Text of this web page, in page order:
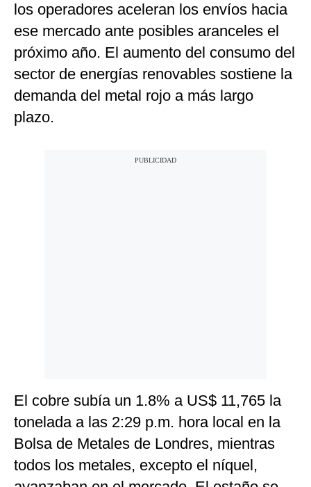
los operadores aceleran los envíos hacia
ese mercado ante posibles aranceles el
próximo año. El aumento del consumo del
sector de energías renovables sostiene la
demanda del metal rojo a más largo
plazo.
El cobre subía un 1.8% a US$ 11,765 la
tonelada a las 2:29 p.m. hora local en la
Bolsa de Metales de Londres, mientras
todos los metales, excepto el níquel,